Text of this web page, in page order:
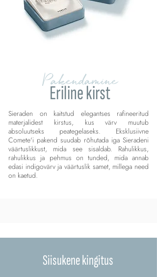
Pakendamine
Eriline kirst
Sieraden on kaitstud elegantses rafineeritud
materjalidest kirstus, kus värv muutub
absoluutseks peategelaseks. Eksklusiivne
Comete'i pakend suudab rõhutada iga Sieradeni
väärtuslikkust, mida see sisaldab. Rahulikkus,
rahulikkus ja pehmus on tunded, mida annab
edasi indigovärv ja väärtuslik samet, millega need
on kaetud.
Siisukene kingitus